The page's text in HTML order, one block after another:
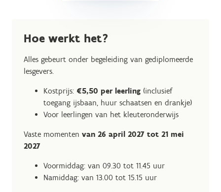
Hoe werkt het?
Alles gebeurt onder begeleiding van gediplomeerde
lesgevers.
Kostprijs: €5,50 per leerling (inclusief
toegang ijsbaan, huur schaatsen en drankje)
Voor leerlingen van het kleuteronderwijs
Vaste momenten van 26 april 2027 tot 21 mei
2027
Voormiddag: van 09.30 tot 11.45 uur
Namiddag: van 13.00 tot 15.15 uur